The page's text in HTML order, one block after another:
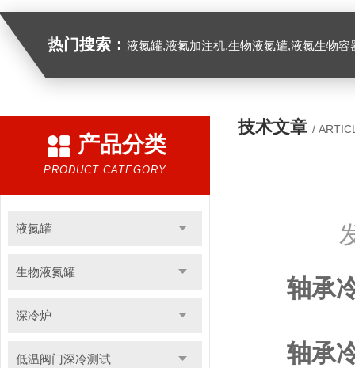
热门搜索： 液氮罐,液氮加注机,生物液氮罐,液氮生物容器,
产品分类
PRODUCT CATEGORY
液氮罐
生物液氮罐
深冷炉
低温阀门深冷测试
技术文章 /
轴承
轴承